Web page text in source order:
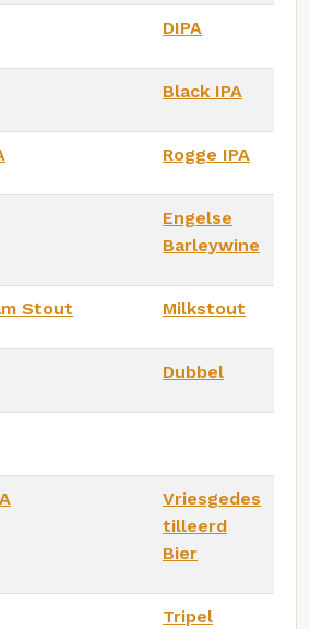
DIPA
Black IPA
Rogge IPA
Engelse
Barleywine
Stout Milkstout
Dubbel
Vriesgedes
tilleerd
Bier
Tripel